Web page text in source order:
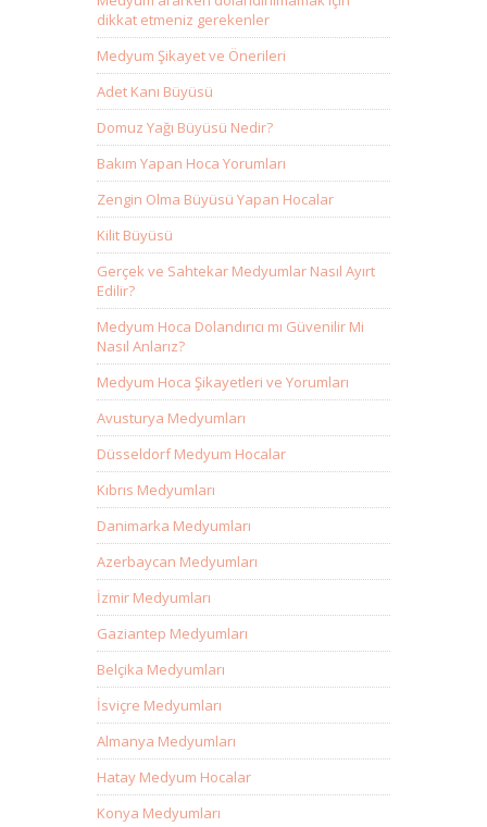
dikkat etmeniz gerekenler
Medyum Şikayet ve Önerileri
Adet Kanı Büyüsü
Domuz Yağı Büyüsü Nedir?
Bakım Yapan Hoca Yorumları
Zengin Olma Büyüsü Yapan Hocalar
Kilit Büyüsü
Gerçek ve Sahtekar Medyumlar Nasıl Ayırt
Edilir?
Medyum Hoca Dolandırıcı mı Güvenilir Mi
Nasıl Anlarız?
Medyum Hoca Şikayetleri ve Yorumları
Avusturya Medyumları
Düsseldorf Medyum Hocalar
Kıbrıs Medyumları
Danimarka Medyumları
Azerbaycan Medyumları
İzmir Medyumları
Gaziantep Medyumları
Belçika Medyumları
İsviçre Medyumları
Almanya Medyumları
Hatay Medyum Hocalar
Konya Medyumları